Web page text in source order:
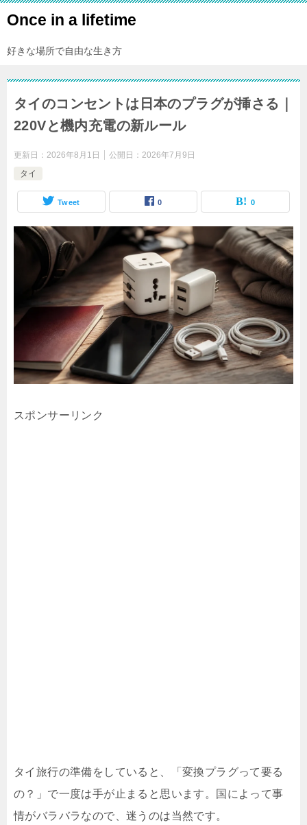
Once in a lifetime
好きな場所で自由な生き方
タイのコンセントは日本のプラグが挿さる｜
220Vと機内充電の新ルール
更新日： 2026年8月1日 公開日： 2026年7月9日
タイ
Tweet 0 0
スポンサーリンク
タイ旅行の準備をしていると、「変換プラグって要る
の？」で一度は手が止まると思います。国によって事
情がバラバラなので、迷うのは当然です。